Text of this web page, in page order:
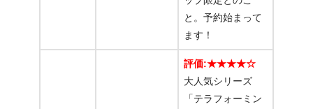
と。予約始まって
ます！
評価:★★★★☆
大人気シリーズ
「テラフォーミン